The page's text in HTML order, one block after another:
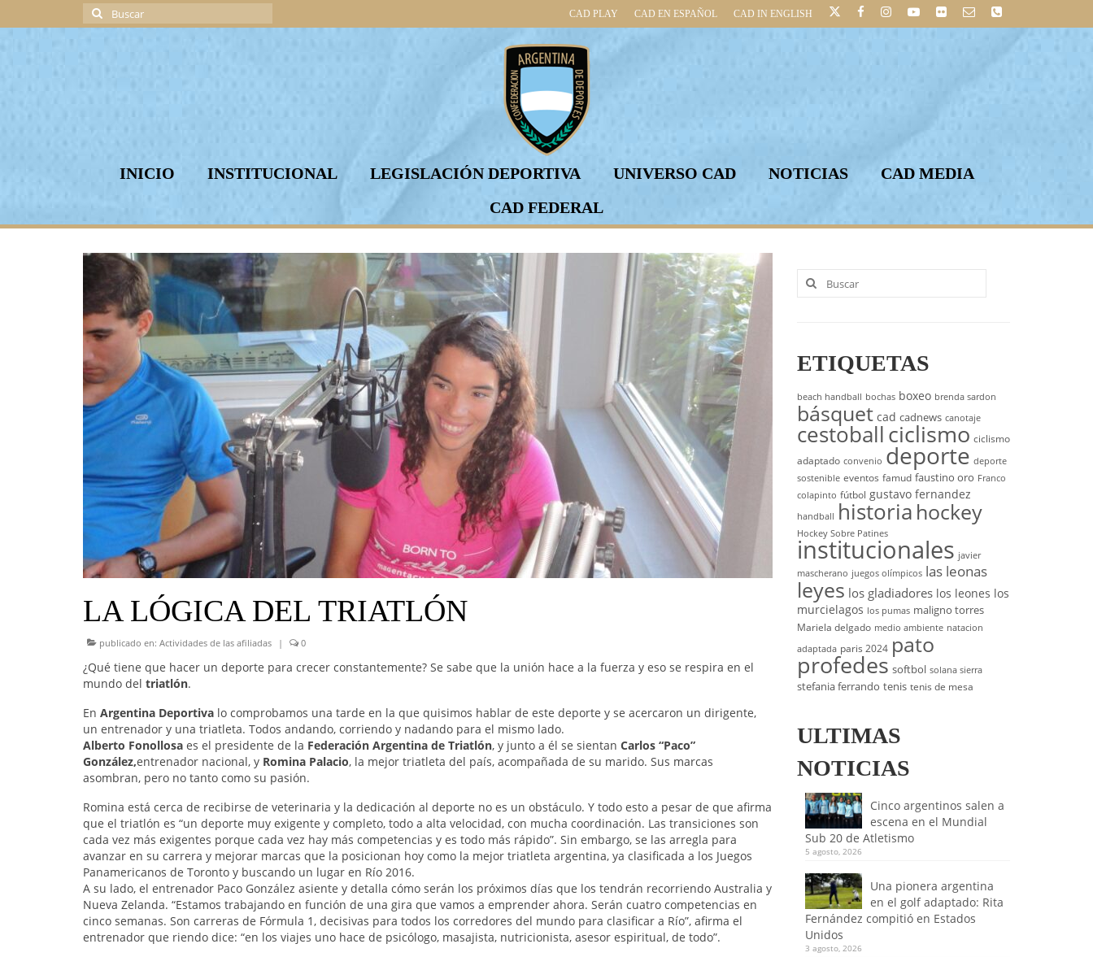
CAD PLAY CAD EN ESPAÑOL CAD IN ENGLISH
Buscar
por:
INICIO INSTITUCIONAL LEGISLACIÓN DEPORTIVA UNIVERSO CAD NOTICIAS
CAD MEDIA
CAD FEDERAL
LA LÓGICA DEL TRIATLÓN
publicado en: Actividades de las afiliadas | 0
¿Qué tiene que hacer un deporte para crecer constantemente? Se sabe que la unión hace a la fuerza y eso se respira en el
mundo del triatlón.
En Argentina Deportiva lo comprobamos una tarde en la que quisimos hablar de este deporte y se acercaron un dirigente,
un entrenador y una triatleta. Todos andando, corriendo y nadando para el mismo lado.
Alberto Fonollosa es el presidente de la Federación Argentina de Triatlón, y junto a él se sientan Carlos “Paco”
González,entrenador nacional, y Romina Palacio, la mejor triatleta del país, acompañada de su marido. Sus marcas
asombran, pero no tanto como su pasión.
Romina está cerca de recibirse de veterinaria y la dedicación al deporte no es un obstáculo. Y todo esto a pesar de que afirma
que el triatlón es “un deporte muy exigente y completo, todo a alta velocidad, con mucha coordinación. Las transiciones son
cada vez más exigentes porque cada vez hay más competencias y es todo más rápido”. Sin embargo, se las arregla para
avanzar en su carrera y mejorar marcas que la posicionan hoy como la mejor triatleta argentina, ya clasificada a los Juegos
Panamericanos de Toronto y buscando un lugar en Río 2016.
A su lado, el entrenador Paco González asiente y detalla cómo serán los próximos días que los tendrán recorriendo Australia y
Nueva Zelanda. “Estamos trabajando en función de una gira que vamos a emprender ahora. Serán cuatro competencias en
cinco semanas. Son carreras de Fórmula 1, decisivas para todos los corredores del mundo para clasificar a Río”, afirma el
entrenador que riendo dice: “en los viajes uno hace de psicólogo, masajista, nutricionista, asesor espiritual, de todo”.
Buscar
por:
ETIQUETAS
beach handball bochas boxeo brenda sardon
básquet cad cadnews canotaje
cestoballciclismo ciclismo
adaptado convenio deporte deporte
sostenible eventos famud faustino oro Franco
colapinto fútbol gustavo fernandez
handball historia hockey
Hockey Sobre Patines
institucionales javier
mascherano juegos olímpicos las leonas
leyes los gladiadores los leones los
murcielagos los pumas maligno torres
Mariela delgado medio ambiente natacion
adaptada paris 2024 pato
profedes softbol solana sierra
stefania ferrando tenis tenis de mesa
ULTIMAS
NOTICIAS
Cinco argentinos salen a
escena en el Mundial
Sub 20 de Atletismo
5 agosto, 2026
Una pionera argentina
en el golf adaptado: Rita
Fernández compitió en Estados
Unidos
3 agosto, 2026